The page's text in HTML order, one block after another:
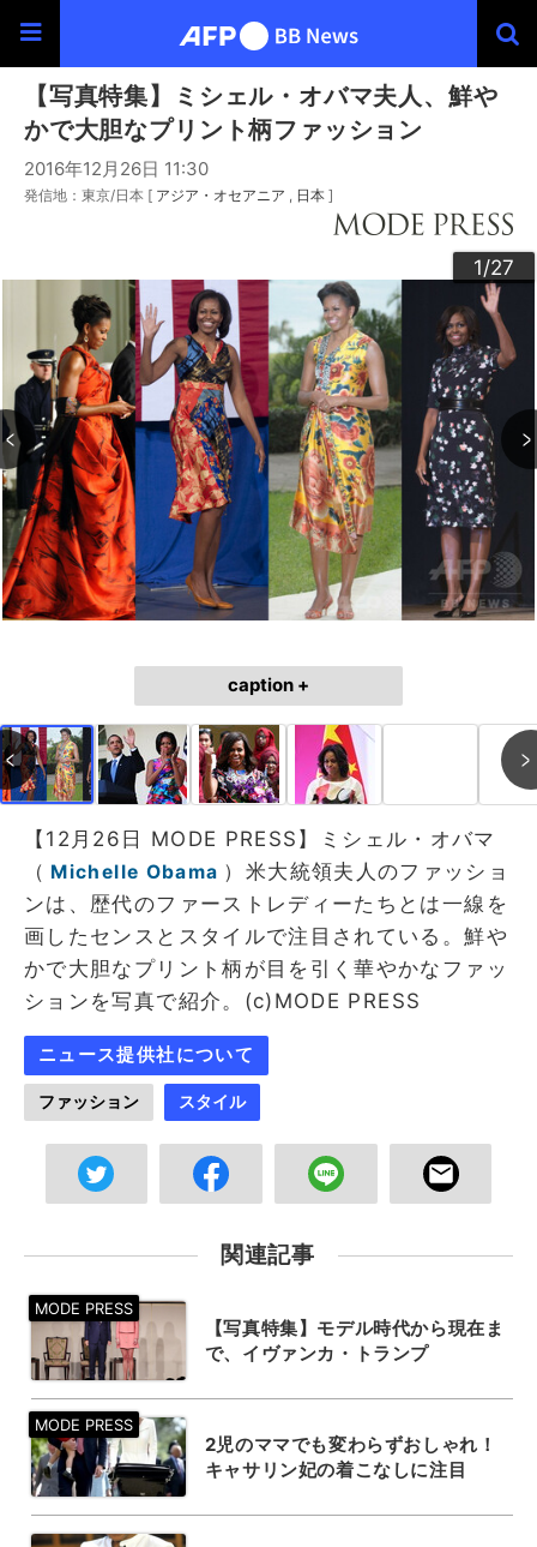
【写真特集】ミシェル・オバマ夫人、鮮や
かで大胆なプリント柄ファッション
2016年12月26日 11:30
発信地：東京/日本 [ アジア・オセアニア 日本 ]
1/27
2/27
3/27
4/27
5/27
6/27
7/27
8/27
9/27
10/27
11/27
12/27
13/27
14/27
15/27
16/27
17/27
18/27
19/27
20/27
21/27
22/27
23/27
24/27
25/27
26/27
27/27
caption +
【12月26日 MODE PRESS】ミシェル・オバマ
（ Michelle Obama ）米大統領夫人のファッショ
ンは、歴代のファーストレディーたちとは一線を
画したセンスとスタイルで注目されている。鮮や
かで大胆なプリント柄が目を引く華やかなファッ
ションを写真で紹介。(c)MODE PRESS
ニュース提供社について
ファッション スタイル
関連記事
【写真特集】モデル時代から現在ま
で、イヴァンカ・トランプ
2児のママでも変わらずおしゃれ！
キャサリン妃の着こなしに注目